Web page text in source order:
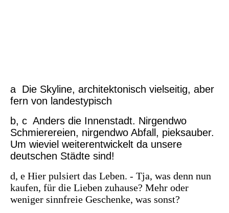
a Die Skyline, architektonisch vielseitig, aber
fern von landestypisch
b, c Anders die Innenstadt. Nirgendwo
Schmierereien, nirgendwo Abfall, pieksauber.
Um wieviel weiterentwickelt da unsere
deutschen Städte sind!
d, e Hier pulsiert das Leben. - Tja, was denn nun
kaufen, für die Lieben zuhause? Mehr oder
weniger sinnfreie Geschenke, was sonst?